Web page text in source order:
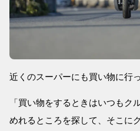
近くのスーパーにも買い物に行
「買い物をするときはいつもク
めれるところを探して、そこに